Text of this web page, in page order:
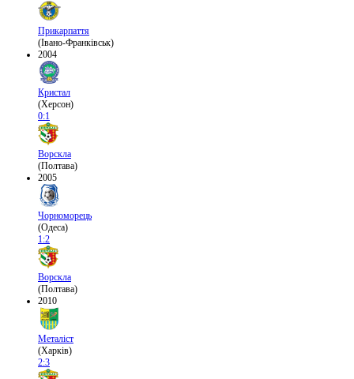
Прикарпаття
(Івано-Франківськ)
2004
Кристал
(Херсон)
0:1
Ворскла
(Полтава)
2005
Чорноморець
(Одеса)
1:2
Ворскла
(Полтава)
2010
Металіст
(Харків)
2:3